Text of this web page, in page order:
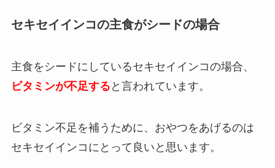
セキセイインコの主食がシードの場合
主食をシードにしているセキセイインコの場合、
ビタミンが不足する と言われています。
ビタミン不足を補うために、おやつをあげるのは
セキセイインコにとって良いと思います。